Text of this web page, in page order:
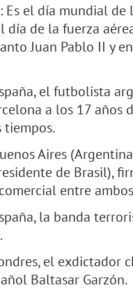
: Es el día mundial
día de la fuerza
Juan Pablo II y
el futbolista
a los 17 años
tiempos.
Aires
de Brasil),
entre
la banda
el exdictador
Baltasar Garzón.